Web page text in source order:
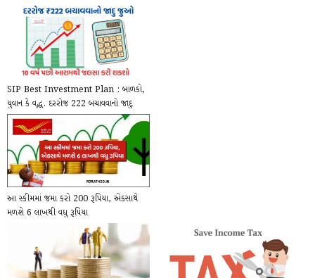
SIP Best Investment Plan : બાળકો,
યુવાન કે વૃદ્ધ. દરરોજ ₹222 બચાવવાનો જાદુ
જુઓ, ...
આ સ્કીમમાં જમા કરો 200 રૂપિયા, એકસાથે
મળશે 6 લાખથી વધુ રૂપિયા